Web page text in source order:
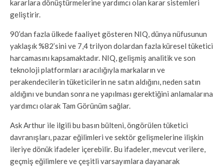
kararlara dönüştürmelerine yardımcı olan karar sistemleri
geliştirir.
90’dan fazla ülkede faaliyet gösteren NIQ, dünya nüfusunun
yaklaşık %82’sini ve 7,4 trilyon dolardan fazla küresel tüketici
harcamasını kapsamaktadır. NIQ, gelişmiş analitik ve son
teknoloji platformları aracılığıyla markaların ve
perakendecilerin tüketicilerin ne satın aldığını, neden satın
aldığını ve bundan sonra ne yapılması gerektiğini anlamalarına
yardımcı olarak Tam Görünüm sağlar.
Ask Arthur ile ilgili bu basın bülteni, öngörülen tüketici
davranışları, pazar eğilimleri ve sektör gelişmelerine ilişkin
ileriye dönük ifadeler içerebilir. Bu ifadeler, mevcut verilere,
geçmiş eğilimlere ve çeşitli varsayımlara dayanarak